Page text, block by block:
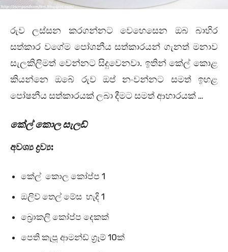
රුව ලස්සන කරගන්නට වෙහෙසෙන ඔබ බාහිර
සත්කාර වගේම පෝශනීය සත්කාරයන් ගැනත් මනාව
සැලකිලිමත් වෙන්නට සිදුවෙනවා. ඉතින් කේල් කොළ
කියන්නෙ ඔබේ රුව ඔප් නංවන්නට සමත් ඉහළ
පෝෂනීය සත්කාරයක් ලබා දීමට සමත් ආහාරයක් …
කේල් කොල සැලඩ්
අවශ්‍ය ද්‍රව්‍ය:
කේල් කොල කෝප්ප 1
ඔලිව් තෙල් මේස හැදි 1
බ්‍රොකලි කෝප්ප දෙකක්
පෙති කැපූ ආමන්ඩ් ග්‍රෑම් 10ක්